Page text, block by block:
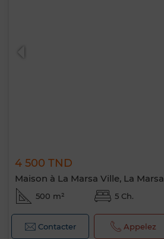
4 500 TND
Maison à La Marsa Ville, La Marsa
500 m² 5 Ch.
Contacter Appelez